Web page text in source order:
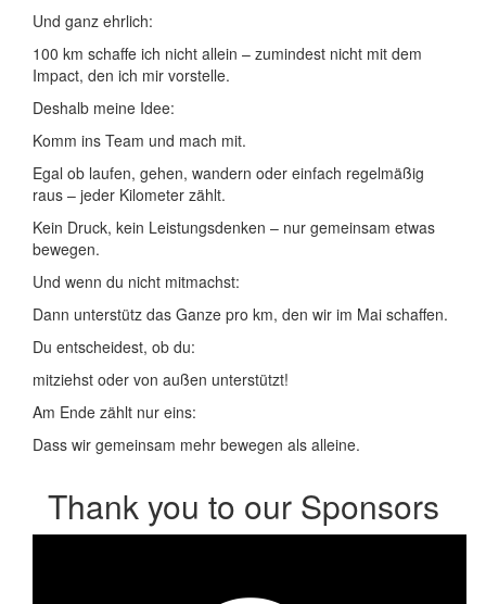
Und ganz ehrlich:
100 km schaffe ich nicht allein – zumindest nicht mit dem
Impact, den ich mir vorstelle.
Deshalb meine Idee:
Komm ins Team und mach mit.
Egal ob laufen, gehen, wandern oder einfach regelmäßig
raus – jeder Kilometer zählt.
Kein Druck, kein Leistungsdenken – nur gemeinsam etwas
bewegen.
Und wenn du nicht mitmachst:
Dann unterstütz das Ganze pro km, den wir im Mai schaffen.
Du entscheidest, ob du:
mitziehst oder von außen unterstützt!
Am Ende zählt nur eins:
Dass wir gemeinsam mehr bewegen als alleine.
Thank you to our Sponsors